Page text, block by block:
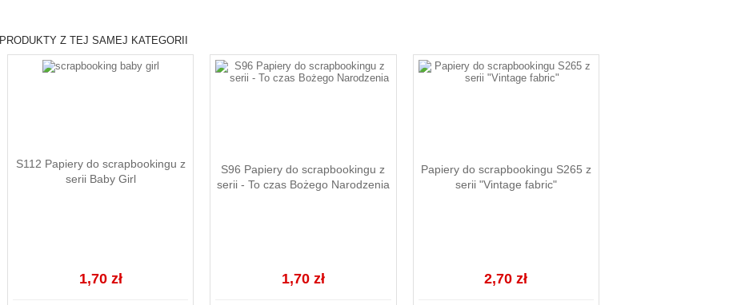
PRODUKTY Z TEJ SAMEJ KATEGORII
S112 Papiery do scrapbookingu z
serii Baby Girl
1,70 zł
S96 Papiery do scrapbookingu z
serii - To czas Bożego Narodzenia
1,70 zł
Papiery do scrapbookingu S265 z
serii "Vintage fabric"
2,70 zł